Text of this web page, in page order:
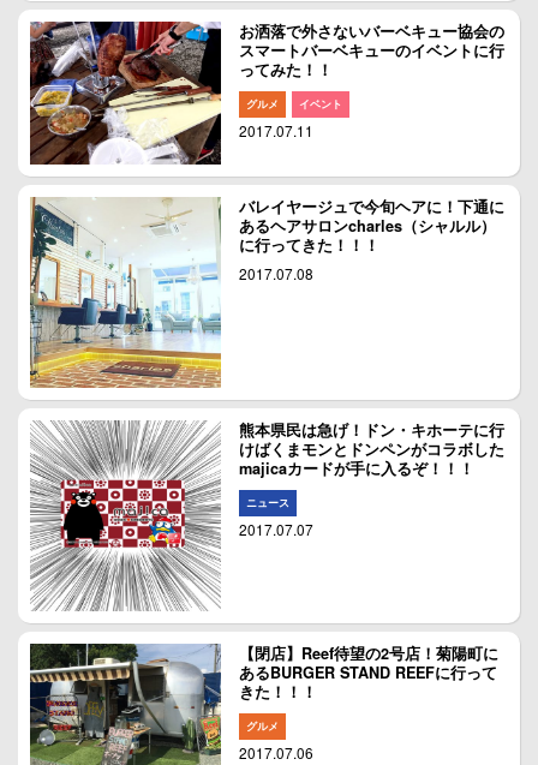
お洒落で外さないバーベキュー協会の
スマートバーベキューのイベントに行
ってみた！！
グルメ イベント
2017.07.11
バレイヤージュで今旬ヘアに！下通に
あるヘアサロンcharles（シャルル）
に行ってきた！！！
2017.07.08
熊本県民は急げ！ドン・キホーテに行
けばくまモンとドンペンがコラボした
majicaカードが手に入るぞ！！！
ニュース
2017.07.07
【閉店】Reef待望の2号店！菊陽町に
あるBURGER STAND REEFに行って
きた！！！
グルメ
2017.07.06